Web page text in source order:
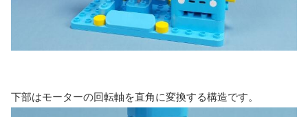
下部はモーターの回転軸を直角に変換する構造です。